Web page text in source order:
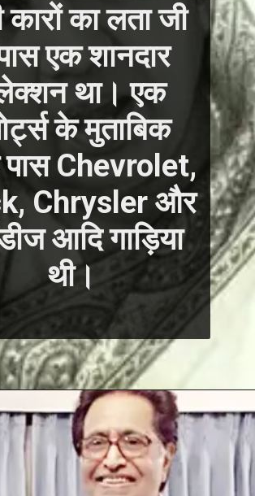
कारों का लता जी
एक शानदार
था। एक
के मुताबिक
Chevrolet,
Chrysler और
आदि गाड़िया
थी।